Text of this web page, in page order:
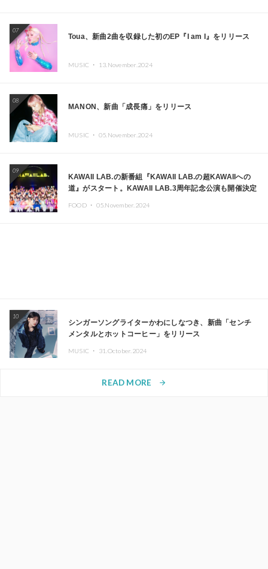
07
Toua、新曲2曲を収録した初のEP『I am I』をリリース
MUSIC ・ 13.November.2024
08
MANON、新曲「成長痛」をリリース
MUSIC ・ 05.November.2024
09
KAWAII LAB.の新番組『KAWAII LAB.の超KAWAIIへの
道』がスタート。KAWAII LAB.3周年記念公演も開催決定
FOOD ・ 05.November.2024
10
シンガーソングライターかわにしなつき、新曲「センチ
メンタルとホットコーヒー」をリリース
MUSIC ・ 31.October.2024
READ MORE arrow_forward